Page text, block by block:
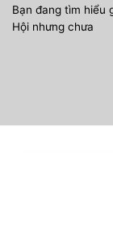
Bạn đang tìm hiểu
Hội nhưng chưa